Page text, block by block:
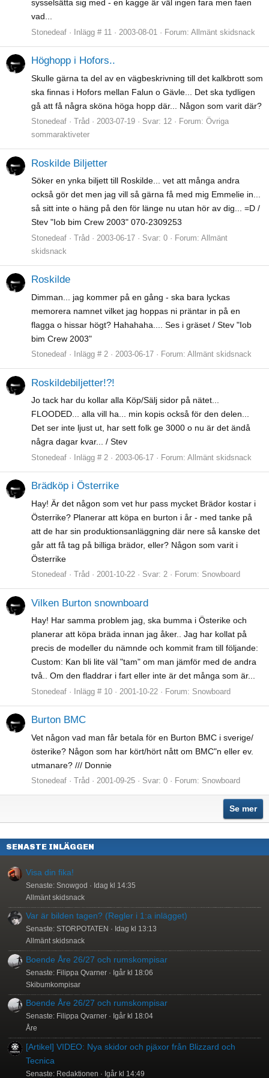
sysselsätta sig med - en kagge är väl ingen fara men faen
vad...
Stonedeaf Inlägg # 11 2003-08-01 Forum: Allmänt skidsnack
Höghopp i Hofors..
Skulle gärna ta del av en vägbeskrivning till det kalkbrott som
ska finnas i Hofors mellan Falun o Gävle... Det ska tydligen
gå att få några sköna höga hopp där... Någon som varit där?
Stonedeaf Tråd 2003-07-19 Svar: 12 Forum: Övriga
sommaraktiveter
Roskilde Biljetter
Söker en ynka biljett till Roskilde... vet att många andra
också gör det men jag vill så gärna få med mig Emmelie in...
så sitt inte o häng på den för länge nu utan hör av dig... =D /
Stev "Iob bim Crew 2003" 070-2309253
Stonedeaf Tråd 2003-06-17 Svar: 0 Forum: Allmänt
skidsnack
Roskilde
Dimman... jag kommer på en gång - ska bara lyckas
memorera namnet vilket jag hoppas ni präntar in på en
flagga o hissar högt? Hahahaha.... Ses i gräset / Stev "Iob
bim Crew 2003"
Stonedeaf Inlägg # 2 2003-06-17 Forum: Allmänt skidsnack
Roskildebiljetter!?!
Jo tack har du kollar alla Köp/Sälj sidor på nätet...
FLOODED... alla vill ha... min kopis också för den delen...
Det ser inte ljust ut, har sett folk ge 3000 o nu är det ändå
några dagar kvar... / Stev
Stonedeaf Inlägg # 2 2003-06-17 Forum: Allmänt skidsnack
Brädköp i Österrike
Hay! Är det någon som vet hur pass mycket Brädor kostar i
Österrike? Planerar att köpa en burton i år - med tanke på
att de har sin produktionsanläggning där nere så kanske det
går att få tag på billiga brädor, eller? Någon som varit i
Österrike
Stonedeaf Tråd 2001-10-22 Svar: 2 Forum: Snowboard
Vilken Burton snownboard
Hay! Har samma problem jag, ska bumma i Österike och
planerar att köpa bräda innan jag åker.. Jag har kollat på
precis de modeller du nämnde och kommit fram till följande:
Custom: Kan bli lite väl "tam" om man jämför med de andra
två.. Om den fladdrar i fart eller inte är det många som är...
Stonedeaf Inlägg # 10 2001-10-22 Forum: Snowboard
Burton BMC
Vet någon vad man får betala för en Burton BMC i sverige/
österike? Någon som har kört/hört nått om BMC"n eller ev.
utmanare? /// Donnie
Stonedeaf Tråd 2001-09-25 Svar: 0 Forum: Snowboard
Se mer
SENASTE INLÄGGEN
Visa din fika!
Senaste: Snowgod
Idag kl 14:35
Allmänt skidsnack
Var är bilden tagen? (Regler i 1:a inlägget)
Senaste: STORPOTATEN
Idag kl 13:13
Allmänt skidsnack
Boende Åre 26/27 och rumskompisar
Senaste: Filippa Qvarner
Igår kl 18:06
Skibumkompisar
Boende Åre 26/27 och rumskompisar
Senaste: Filippa Qvarner
Igår kl 18:04
Åre
[Artikel] VIDEO: Nya skidor och pjäxor från Blizzard och
Tecnica
Senaste: Redaktionen
Igår kl 14:49